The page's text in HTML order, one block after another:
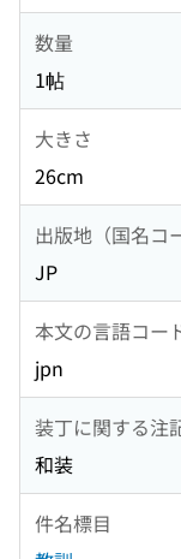
数量
1帖
大きさ
26cm
出版地（国名コ
JP
本文の言語コー
jpn
装丁に関する注
和装
件名標目